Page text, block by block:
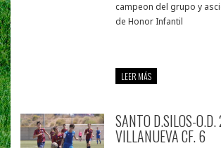
campeon del grupo y
de Honor Infantil
LEER MÁS
SANTO D.SILOS-O.D.
VILLANUEVA CF. 6